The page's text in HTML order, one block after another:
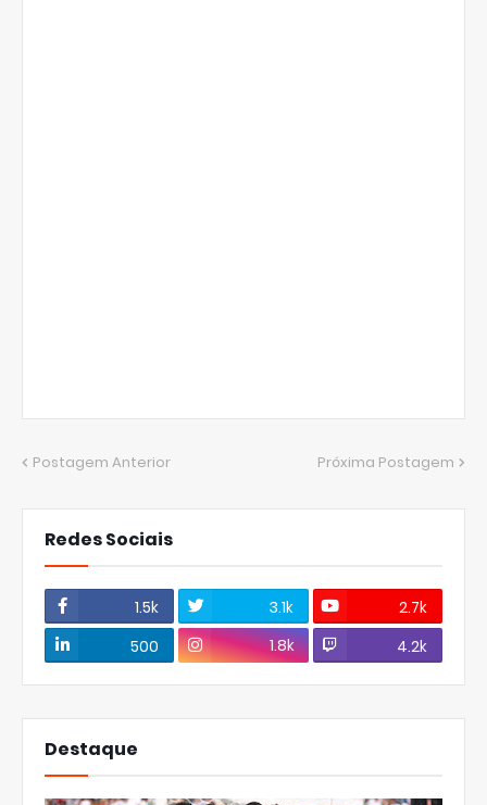
Postagem Anterior Próxima Postagem
Redes Sociais
1.5k 3.1k
2.7k
500
1.8k 4.2k
Destaque